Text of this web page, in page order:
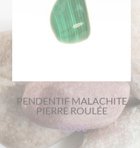
PENDENTIF MALACHITE
PIERRE ROULÉE
15,00€